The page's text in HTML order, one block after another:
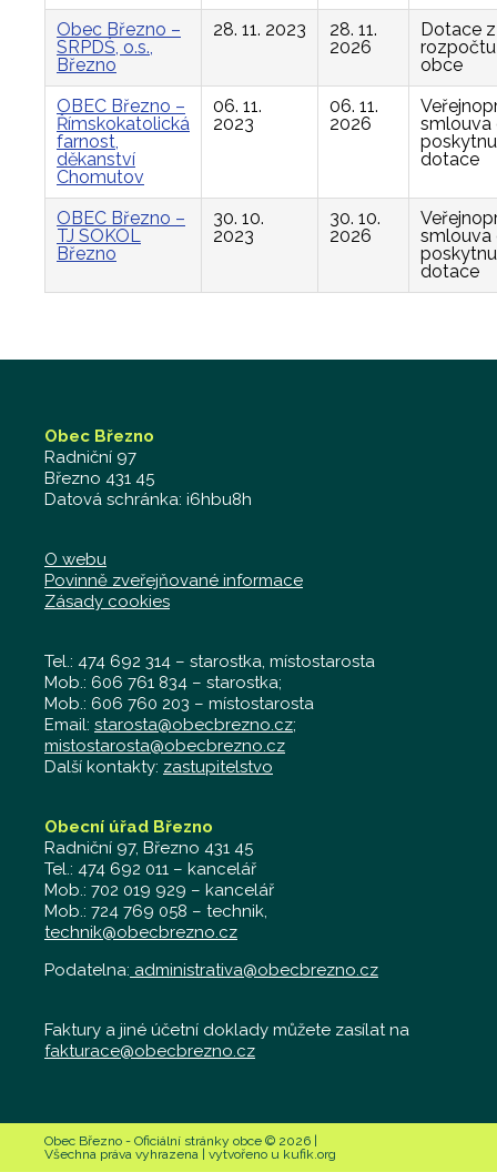
Obec Březno –
SRPDŠ, o.s.,
Březno
28. 11. 2023
28. 11.
2026
Dotace z
rozpočtu
obce
OBEC Březno –
Římskokatolická
farnost,
děkanství
Chomutov
06. 11.
2023
06. 11.
2026
smlouva
dotace
OBEC Březno –
TJ SOKOL
Březno
30. 10.
2023
30. 10.
2026
smlouva
dotace
Obec Březno
Radniční 97
Březno 431 45
Datová schránka: i6hbu8h
O webu
Povinně zveřejňované informace
Zásady cookies
Tel.: 474 692 314 – starostka, místostarosta
Mob.: 606 761 834 – starostka;
Mob.: 606 760 203 – místostarosta
Email: starosta@obecbrezno.cz;
mistostarosta@obecbrezno.cz
Další kontakty: zastupitelstvo
Obecní úřad Březno
Radniční 97, Březno 431 45
Tel.: 474 692 011 – kancelář
Mob.: 702 019 929 – kancelář
Mob.: 724 769 058 – technik,
technik@obecbrezno.cz
Podatelna: administrativa@obecbrezno.cz
Faktury a jiné účetní doklady můžete zasílat na
fakturace@obecbrezno.cz
Obec Březno - Oficiální stránky obce © 2026 |
Všechna práva vyhrazena | vytvořeno u kufik.org